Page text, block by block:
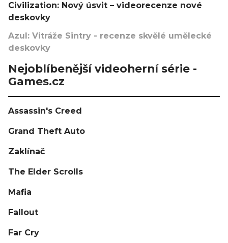
Civilization: Nový úsvit – videorecenze nové
deskovky
Azul: Vitráže Sintry - recenze skvělé umělecké
deskovky
Nejoblíbenější videoherní série -
Games.cz
Assassin's Creed
Grand Theft Auto
Zaklínač
The Elder Scrolls
Mafia
Fallout
Far Cry